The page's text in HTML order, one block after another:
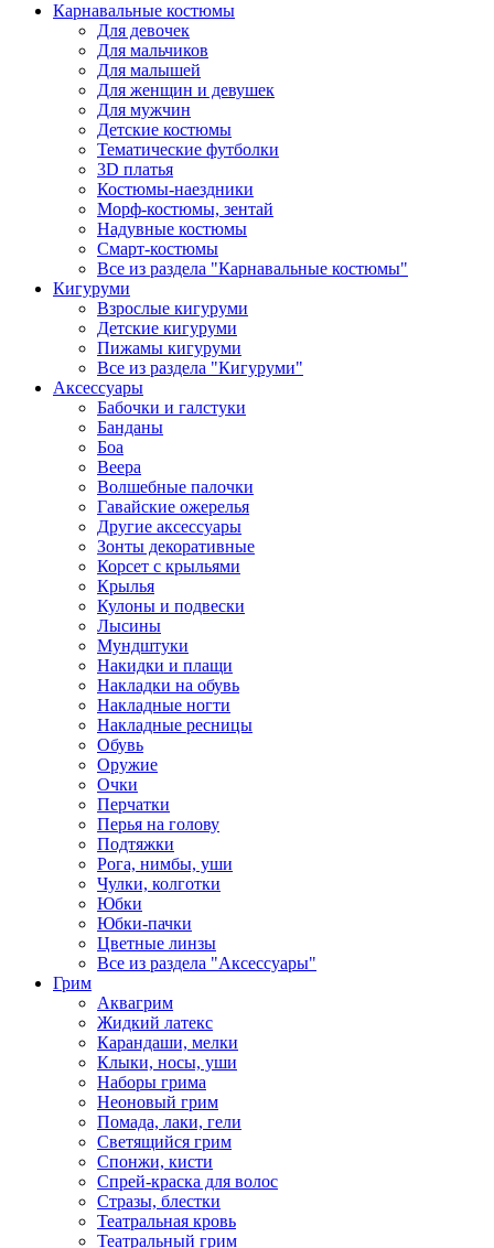
Карнавальные костюмы
Для девочек
Для мальчиков
Для малышей
Для женщин и девушек
Для мужчин
Детские костюмы
Тематические футболки
3D платья
Костюмы-наездники
Морф-костюмы, зентай
Надувные костюмы
Смарт-костюмы
Все из раздела "Карнавальные костюмы"
Кигуруми
Взрослые кигуруми
Детские кигуруми
Пижамы кигуруми
Все из раздела "Кигуруми"
Аксессуары
Бабочки и галстуки
Банданы
Боа
Веера
Волшебные палочки
Гавайские ожерелья
Другие аксессуары
Зонты декоративные
Корсет с крыльями
Крылья
Кулоны и подвески
Лысины
Мундштуки
Накидки и плащи
Накладки на обувь
Накладные ногти
Накладные ресницы
Обувь
Оружие
Очки
Перчатки
Перья на голову
Подтяжки
Рога, нимбы, уши
Чулки, колготки
Юбки
Юбки-пачки
Цветные линзы
Все из раздела "Аксессуары"
Грим
Аквагрим
Жидкий латекс
Карандаши, мелки
Клыки, носы, уши
Наборы грима
Неоновый грим
Помада, лаки, гели
Светящийся грим
Спонжи, кисти
Спрей-краска для волос
Стразы, блестки
Театральная кровь
Театральный грим